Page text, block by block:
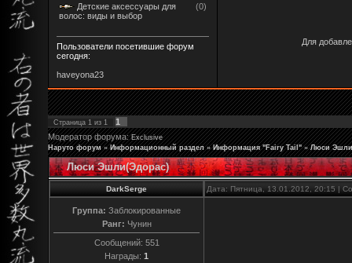
Детские аксессуары для
волос: виды и выбор
(0)
Пользователи посетившие форум
сегодня:
haveyona23
Для
Страница 1 из 1
1
Модератор форума:Exclusive
Наруто форум » Информационный раздел » Информация "Fairy Tail" » Люси
Люси Эшли(Эдорас)
DarkSerge Дата: Пятница, 13.01.2012, 20:15 |
Группа: Заблокированные
Ранг: Чунин
Сообщений: 551
Награды: 1